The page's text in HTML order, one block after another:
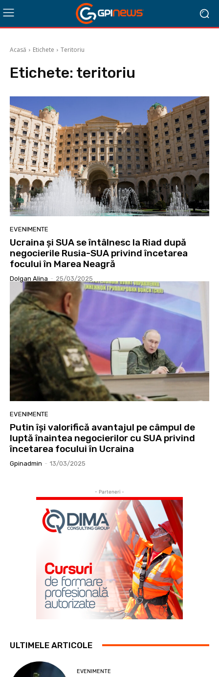
Acasă Etichete Teritoriu
Etichete: teritoriu
EVENIMENTE
Ucraina și SUA se întâlnesc la Riad după
negocierile Rusia-SUA privind încetarea
focului în Marea Neagră
Dolgan Alina - 25/03/2025
EVENIMENTE
Putin își valorifică avantajul pe câmpul de
luptă înaintea negocierilor cu SUA privind
încetarea focului în Ucraina
Gpinadmin - 13/03/2025
- Parteneri -
ULTIMELE ARTICOLE
EVENIMENTE